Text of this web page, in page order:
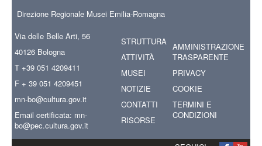
Direzione Regionale Musei Emilia-Romagna
Via delle Belle Arti, 56
40126 Bologna
T +39 051 4209411
F + 39 051 4209451
mn-bo@cultura.gov.it
Email certificata: mn-
bo@pec.cultura.gov.it
STRUTTURA
ATTIVITÀ
MUSEI
NOTIZIE
CONTATTI
RISORSE
AMMINISTRAZIONE
TRASPARENTE
PRIVACY
COOKIE
TERMINI E
CONDIZIONI